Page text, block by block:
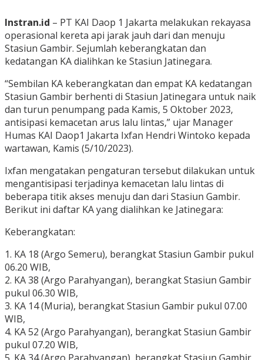
Instran.id – PT KAI Daop 1 Jakarta melakukan rekayasa
operasional kereta api jarak jauh dari dan menuju
Stasiun Gambir. Sejumlah keberangkatan dan
kedatangan KA dialihkan ke Stasiun Jatinegara.
“Sembilan KA keberangkatan dan empat KA kedatangan
Stasiun Gambir berhenti di Stasiun Jatinegara untuk naik
dan turun penumpang pada Kamis, 5 Oktober 2023,
antisipasi kemacetan arus lalu lintas,” ujar Manager
Humas KAI Daop1 Jakarta Ixfan Hendri Wintoko kepada
wartawan, Kamis (5/10/2023).
Ixfan mengatakan pengaturan tersebut dilakukan untuk
mengantisipasi terjadinya kemacetan lalu lintas di
beberapa titik akses menuju dan dari Stasiun Gambir.
Berikut ini daftar KA yang dialihkan ke Jatinegara:
Keberangkatan:
1. KA 18 (Argo Semeru), berangkat Stasiun Gambir pukul
06.20 WIB,
2. KA 38 (Argo Parahyangan), berangkat Stasiun Gambir
pukul 06.30 WIB,
3. KA 14 (Muria), berangkat Stasiun Gambir pukul 07.00
WIB,
4. KA 52 (Argo Parahyangan), berangkat Stasiun Gambir
pukul 07.20 WIB,